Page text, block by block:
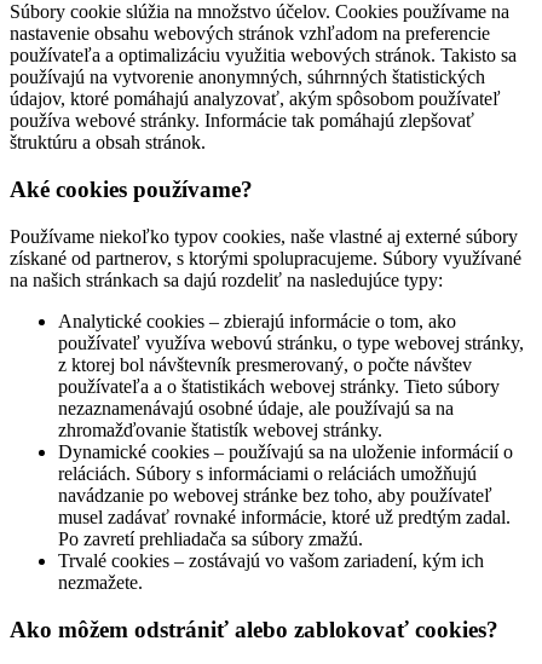
Súbory cookie slúžia na množstvo účelov. Cookies používame na
nastavenie obsahu webových stránok vzhľadom na preferencie
používateľa a optimalizáciu využitia webových stránok. Takisto sa
používajú na vytvorenie anonymných, súhrnných štatistických
údajov, ktoré pomáhajú analyzovať, akým spôsobom používateľ
používa webové stránky. Informácie tak pomáhajú zlepšovať
štruktúru a obsah stránok.
Aké cookies používame?
Používame niekoľko typov cookies, naše vlastné aj externé súbory
získané od partnerov, s ktorými spolupracujeme. Súbory využívané
na našich stránkach sa dajú rozdeliť na nasledujúce typy:
Analytické cookies – zbierajú informácie o tom, ako
používateľ využíva webovú stránku, o type webovej stránky,
z ktorej bol návštevník presmerovaný, o počte návštev
používateľa a o štatistikách webovej stránky. Tieto súbory
nezaznamenávajú osobné údaje, ale používajú sa na
zhromažďovanie štatistík webovej stránky.
Dynamické cookies – používajú sa na uloženie informácií o
reláciách. Súbory s informáciami o reláciách umožňujú
navádzanie po webovej stránke bez toho, aby používateľ
musel zadávať rovnaké informácie, ktoré už predtým zadal.
Po zavretí prehliadača sa súbory zmažú.
Trvalé cookies – zostávajú vo vašom zariadení, kým ich
nezmažete.
Ako môžem odstrániť alebo zablokovať cookies?